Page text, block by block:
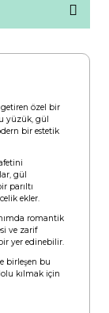
özel bir
yüzük, gül
bir estetik
gül
parıltı
ekler.
romantik
ve zarif
yer edinebilir.
birleşen bu
kılmak için